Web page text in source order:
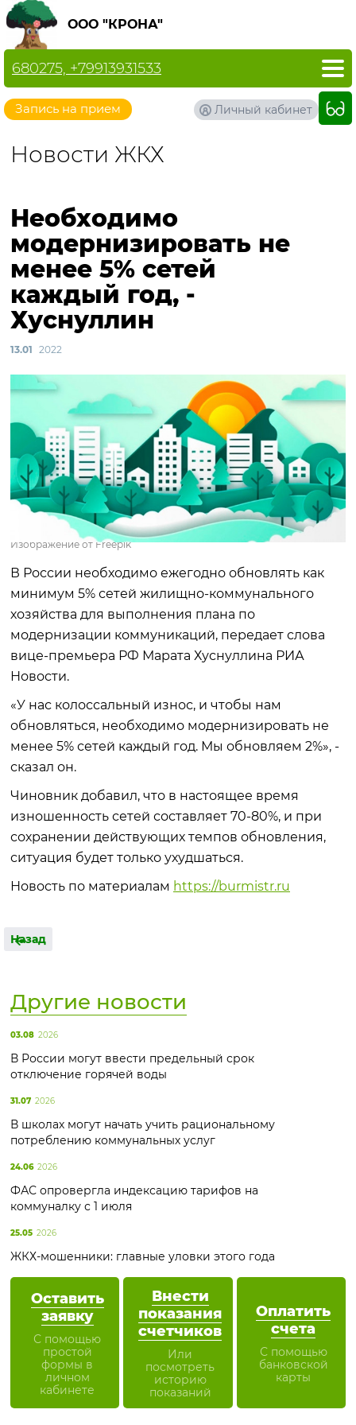
ООО "КРОНА"
Запись на прием
680275, +79913931533
Личный кабинет
Новости ЖКХ
Необходимо
модернизировать не
менее 5% сетей
каждый год, -
Хуснуллин
13.01 2022
Изображение от Freepik
В России необходимо ежегодно обновлять как
минимум 5% сетей жилищно-коммунального
хозяйства для выполнения плана по
модернизации коммуникаций, передает слова
вице-премьера РФ Марата Хуснуллина РИА
Новости.
«У нас колоссальный износ, и чтобы нам
обновляться, необходимо модернизировать не
менее 5% сетей каждый год. Мы обновляем 2%», -
сказал он.
Чиновник добавил, что в настоящее время
изношенность сетей составляет 70-80%, и при
сохранении действующих темпов обновления,
ситуация будет только ухудшаться.
Новость по материалам https://burmistr.ru
Назад
Оставить
заявку
С помощью
простой
формы в
личном
кабинете
Внести
показания
счетчиков
Или
посмотреть
историю
показаний
Оплатить
счета
С помощью
банковской
карты
Другие новости
03.08 2026
В России могут ввести предельный срок
отключение горячей воды
31.07 2026
В школах могут начать учить рациональному
потреблению коммунальных услуг
24.06 2026
ФАС опровергла индексацию тарифов на
коммуналку с 1 июля
25.05 2026
ЖКХ-мошенники: главные уловки этого года